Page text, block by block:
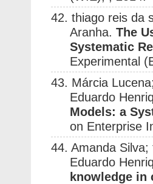
42. thiago reis da
Aranha.The
Systematic
Experimental
43. Márcia
Eduardo
Models: a
on Enterprise
44. Amanda
Eduardo
knowledge in